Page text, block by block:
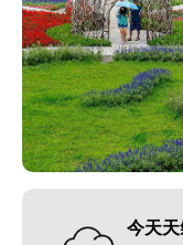
今天天